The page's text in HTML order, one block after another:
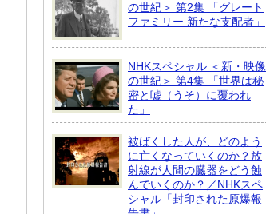
の世紀＞ 第2集 「グレート
ファミリー 新たな支配者」
NHKスペシャル ＜新・映像
の世紀＞ 第4集 「世界は秘
密と嘘（うそ）に覆われ
た」
被ばくした人が、どのよう
に亡くなっていくのか？放
射線が人間の臓器をどう蝕
んでいくのか？／NHKスペ
シャル「封印された原爆報